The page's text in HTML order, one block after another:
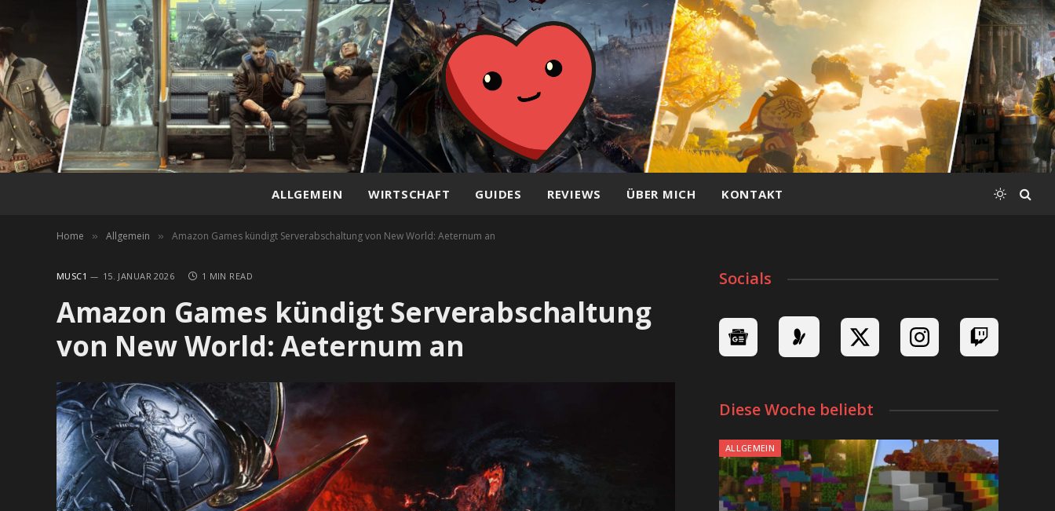
ALLGEMEIN WIRTSCHAFT GUIDES REVIEWS ÜBER MICH KONTAKT
Home » Allgemein » Amazon Games kündigt Serverabschaltung von New World: Aeternum an
MUSC1 15. JANUAR 2026 1 MIN READ
Amazon Games kündigt Serverabschaltung
von New World: Aeternum an
Socials
Diese Woche beliebt
ALLGEMEIN